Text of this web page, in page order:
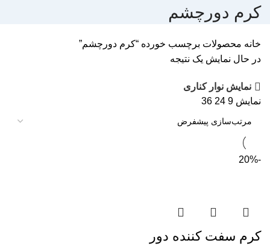
کرم دورچشم
خانه محصولات برچسب خورده “کرم دورچشم”
در حال نمایش یک نتیجه
نمایش نوار کناری
نمایش 9
24
36
-20%
کرم سفت کننده دور